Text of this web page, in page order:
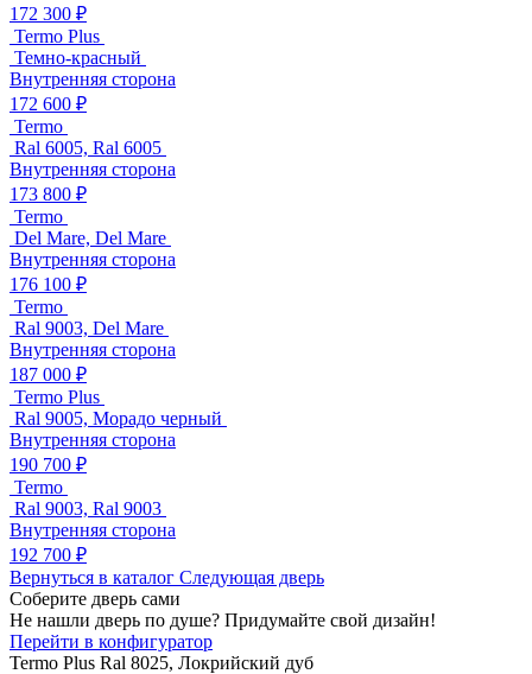
172 300 ₽
Termo Plus
Темно-красный
Внутренняя сторона
172 600 ₽
Termo
Ral 6005, Ral 6005
Внутренняя сторона
173 800 ₽
Termo
Del Mare, Del Mare
Внутренняя сторона
176 100 ₽
Termo
Ral 9003, Del Mare
Внутренняя сторона
187 000 ₽
Termo Plus
Ral 9005, Морадо черный
Внутренняя сторона
190 700 ₽
Termo
Ral 9003, Ral 9003
Внутренняя сторона
192 700 ₽
Вернуться в каталог Следующая дверь
Соберите дверь сами
Не нашли дверь по душе? Придумайте свой дизайн!
Перейти в конфигуратор
Termo Plus Ral 8025, Локрийский дуб